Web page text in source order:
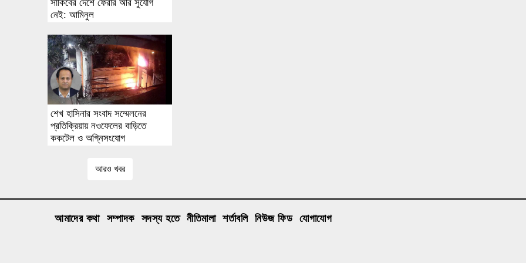
সাকিবের দেশে ফেরার আর সুযোগ
নেই: আমিনুল
শেখ হাসিনার সংবাদ সম্মেলনের
প্রতিক্রিয়ায় নওফেলের বাড়িতে
ককটেল ও অগ্নিসংযোগ
আরও খবর
আমাদের কথা সম্পাদক সদস্য হতে নীতিমালা শর্তাবলি নিউজ ফিড যোগাযোগ